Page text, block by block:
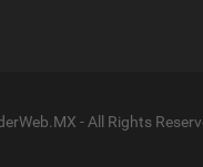
- All Rights